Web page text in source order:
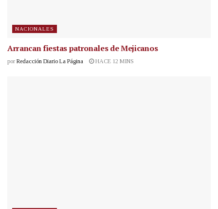
NACIONALES
Arrancan fiestas patronales de Mejicanos
por Redacción Diario La Página HACE 12 MINS